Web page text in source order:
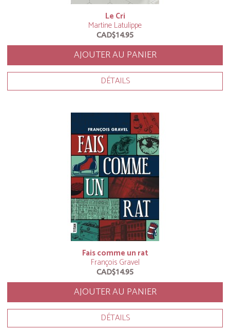
Le Cri
Martine Latulippe
CAD$14.95
AJOUTER AU PANIER
DÉTAILS
Fais comme un rat
François Gravel
CAD$14.95
AJOUTER AU PANIER
DÉTAILS